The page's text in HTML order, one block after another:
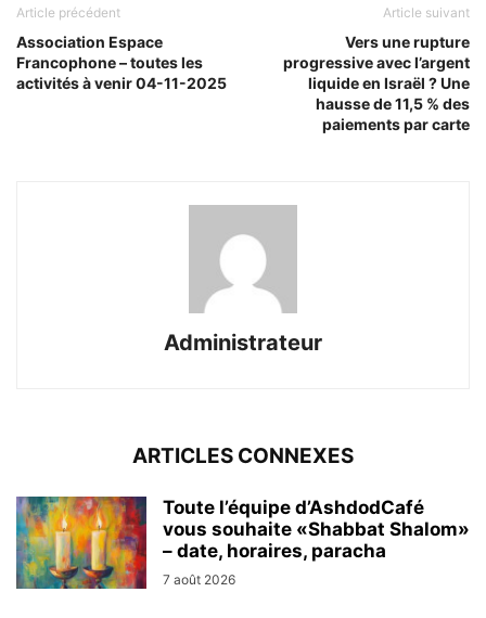
Article précédent
Association Espace
Francophone – toutes les
activités à venir 04-11-2025
Article suivant
Vers une rupture
progressive avec l’argent
liquide en Israël ? Une
hausse de 11,5 % des
paiements par carte
Administrateur
ARTICLES CONNEXES
Toute l’équipe d’AshdodCafé
vous souhaite «Shabbat Shalom»
– date, horaires, paracha
7 août 2026